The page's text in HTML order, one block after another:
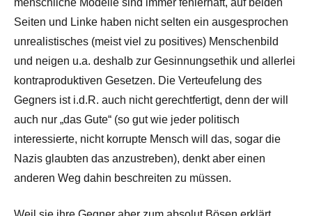
Seiten und Linke haben nicht selten ein ausgesprochen
unrealistisches (meist viel zu positives) Menschenbild
und neigen u.a. deshalb zur Gesinnungsethik und allerlei
kontraproduktiven Gesetzen. Die Verteufelung des
Gegners ist i.d.R. auch nicht gerechtfertigt, denn der will
auch nur „das Gute“ (so gut wie jeder politisch
interessierte, nicht korrupte Mensch will das, sogar die
Nazis glaubten das anzustreben), denkt aber einen
anderen Weg dahin beschreiten zu müssen.